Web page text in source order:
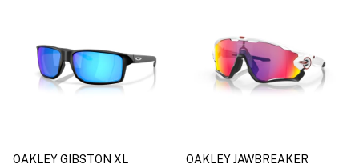
OAKLEY GIBSTON XL OAKLEY JAWBREAKER